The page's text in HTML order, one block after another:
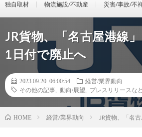
独自取材 物流施設/不動産 災害/事故/不
JR貨物、「名古屋港線
1日付で廃止へ
2023.09.20 06:00:54
経営/業界動向
その他の記事
動向/展望 プレスリリースな
HOME 経営/業界動向 JR貨物、「名